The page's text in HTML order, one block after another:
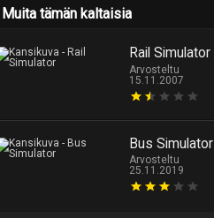
Muita tämän kaltaisia
Rail Simulator
Arvosteltu
15.11.2007
Bus Simulator
Arvosteltu
25.11.2019